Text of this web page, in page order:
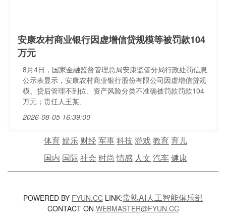
安康农村商业银行因虚增信贷规模等被罚款104
万元
8月4日，国家金融监督管理总局安康监管分局行政处罚信息
公示表显示，安康农村商业银行股份有限公司因虚增信贷规
模、贷后管理不到位、资产风险分类不准确被罚款罚款104
万元；责任人王某、
2026-08-05 16:39:00
体育娱乐 财经军事科技游戏教育育儿
国内 国际社会 时尚 情感 人文 汽车健康
POWERED BY FYUN.CC LINK:常熟AI人工智能俱乐部
CONTACT ON WEBMASTER@FYUN.CC